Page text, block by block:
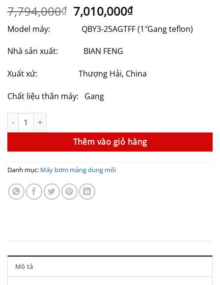
7,794,000₫ Giá
gốc
là:
7,794,000₫.
7,010,000₫Giá
hiện
tại
Model máy: QBY3-25AGTFF (1″Gang teflon)
Nhà sản xuất: BIAN FENG
Xuất xứ: Thượng Hải, China
Chất liệu thân máy: Gang
Máy bơm màng dung môi GODO QBY3-25AGTFF số lượng
Thêm vào giỏ hàng
Danh mục: Máy bơm màng dung môi
Mô tả